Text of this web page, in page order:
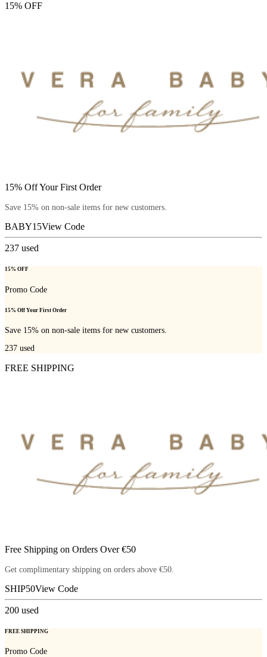
15% OFF
15% Off Your First Order
Save 15% on non-sale items for new customers.
BABY15View Code
237 used
15% OFF
Promo Code
15% Off Your First Order
Save 15% on non-sale items for new customers.
237 used
FREE SHIPPING
Free Shipping on Orders Over €50
Get complimentary shipping on orders above €50.
SHIP50View Code
200 used
FREE SHIPPING
Promo Code